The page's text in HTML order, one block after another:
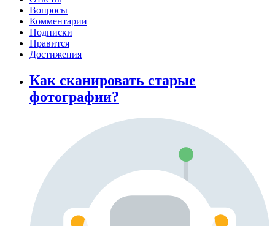
Вопросы
Комментарии
Подписки
Нравится
Достижения
Как сканировать старые
фотографии?